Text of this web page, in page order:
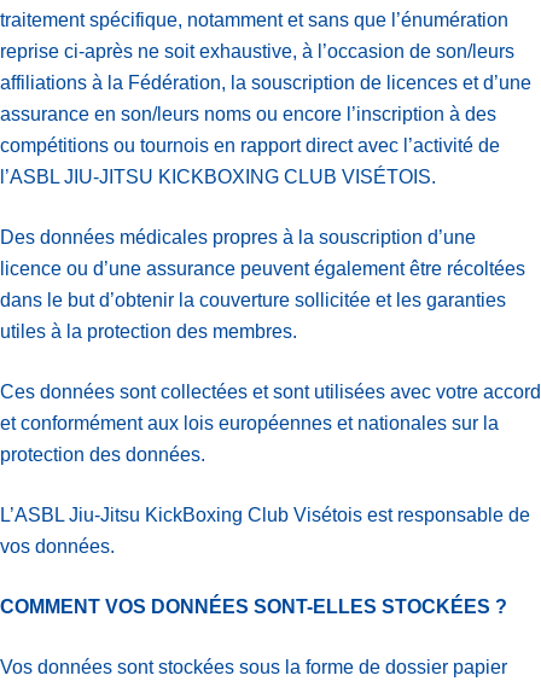
traitement spécifique, notamment et sans que l’énumération
reprise ci-après ne soit exhaustive, à l’occasion de son/leurs
affiliations à la Fédération, la souscription de licences et d’une
assurance en son/leurs noms ou encore l’inscription à des
compétitions ou tournois en rapport direct avec l’activité de
l’ASBL JIU-JITSU KICKBOXING CLUB VISÉTOIS.
Des données médicales propres à la souscription d’une
licence ou d’une assurance peuvent également être récoltées
dans le but d’obtenir la couverture sollicitée et les garanties
utiles à la protection des membres.
Ces données sont collectées et sont utilisées avec votre accord
et conformément aux lois européennes et nationales sur la
protection des données.
L’ASBL Jiu-Jitsu KickBoxing Club Visétois est responsable de
vos données.
COMMENT VOS DONNÉES SONT-ELLES STOCKÉES ?
Vos données sont stockées sous la forme de dossier papier